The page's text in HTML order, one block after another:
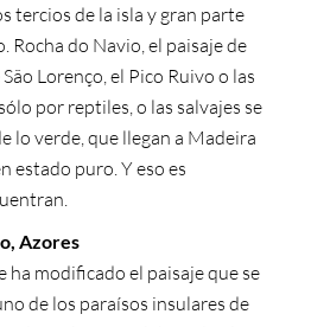
tercios de la isla y gran parte
Rocha do Navio, el paisaje de
Lorenço, el Pico Ruivo o las
por reptiles, o las salvajes se
lo verde, que llegan a Madeira
estado puro. Y eso es
Azores
modificado el paisaje que se
de los paraísos insulares de